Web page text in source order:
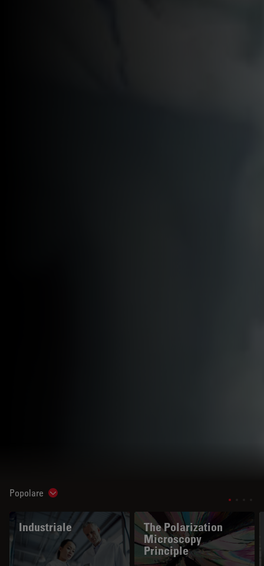
Popolare Show subnavigation
Industriale
The Polarization
Microscopy
Principle